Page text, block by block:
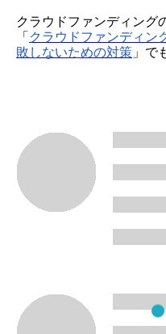
クラウドファンディング
「クラウドファンディン
敗しないための対策 」で